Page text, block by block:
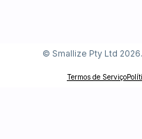
© Smallize Pty Ltd
Termos de Serviço